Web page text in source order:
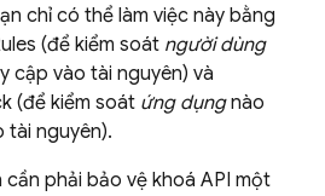
chỉ có thể làm việc này bằng
(để kiểm soát người dùng
cập vào tài nguyên) và
(để kiểm soát ứng dụngnào
tài nguyên).
phải bảo vệ khoá API một